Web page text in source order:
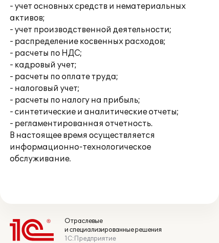
- учет основных средств и нематериальных
активов;
- учет производственной деятельности;
- распределение косвенных расходов;
- расчеты по НДС;
- кадровый учет;
- расчеты по оплате труда;
- налоговый учет;
- расчеты по налогу на прибыль;
- синтетические и аналитические отчеты;
- регламентированная отчетность.
В настоящее время осуществляется
информационно-технологическое
обслуживание.
Отраслевые
и специализированные решения
1С:Предприятие